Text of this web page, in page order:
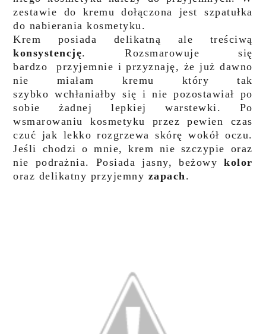
zestawie do kremu dołączona jest szpatułka
do nabierania kosmetyku.
Krem posiada delikatną ale treściwą
konsystencję. Rozsmarowuje się
bardzo przyjemnie i przyznaję, że już dawno
nie miałam kremu który tak
szybko wchłaniałby się i nie pozostawiał po
sobie żadnej lepkiej warstewki. Po
wsmarowaniu kosmetyku przez pewien czas
czuć jak lekko rozgrzewa skórę wokół oczu.
Jeśli chodzi o mnie, krem nie szczypie oraz
nie podrażnia. Posiada jasny, beżowykolor
oraz delikatny przyjemny zapach .